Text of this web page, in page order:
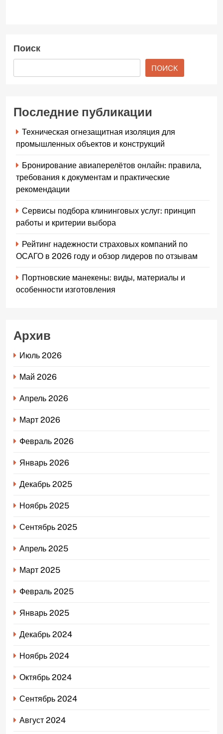
Поиск
ПОИСК
Последние публикации
Техническая огнезащитная изоляция для
промышленных объектов и конструкций
Бронирование авиаперелётов онлайн: правила,
требования к документам и практические
рекомендации
Сервисы подбора клининговых услуг: принцип
работы и критерии выбора
Рейтинг надежности страховых компаний по
ОСАГО в 2026 году и обзор лидеров по отзывам
Портновские манекены: виды, материалы и
особенности изготовления
Архив
Июль 2026
Май 2026
Апрель 2026
Март 2026
Февраль 2026
Январь 2026
Декабрь 2025
Ноябрь 2025
Сентябрь 2025
Апрель 2025
Март 2025
Февраль 2025
Январь 2025
Декабрь 2024
Ноябрь 2024
Октябрь 2024
Сентябрь 2024
Август 2024